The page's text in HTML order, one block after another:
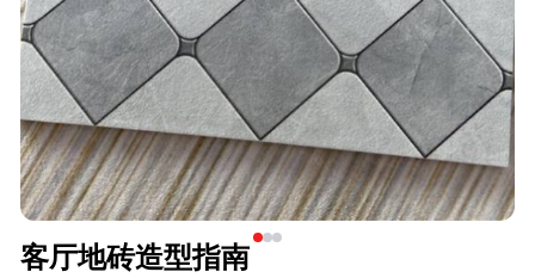
客厅地砖造型指南